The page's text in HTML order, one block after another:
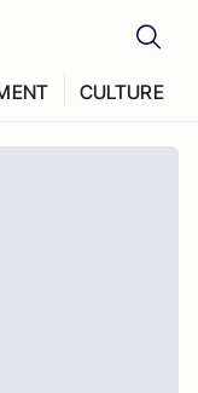
CULTURE